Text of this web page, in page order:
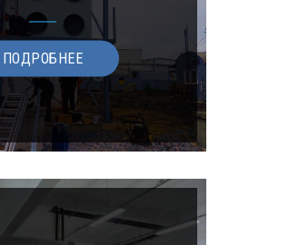
ПОДРОБНЕЕ